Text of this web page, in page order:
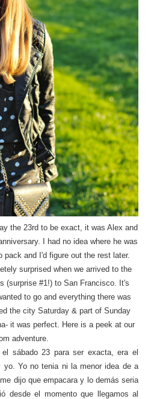
the 23rd to be exact, it was Alex and
I had no idea where he was
and I'd figure out the rest later.
surprised when we arrived to the
(surprise #1!) to San Francisco. It's
to go and everything there was
the city Saturday & part of Sunday
it was perfect. Here is a peek at our
adventure.
sábado 23 para ser exacta, era el
yo. Yo no tenia ni la menor idea de a
dijo que empacara y lo demás seria
desde el momento que llegamos al